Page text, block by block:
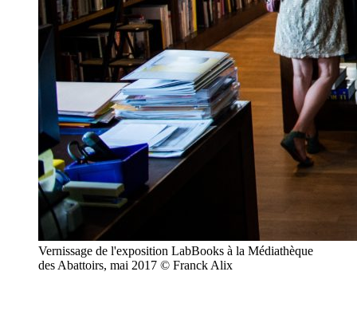
Vernissage de l'exposition LabBooks à la Médiathèque
des Abattoirs, mai 2017 © Franck Alix